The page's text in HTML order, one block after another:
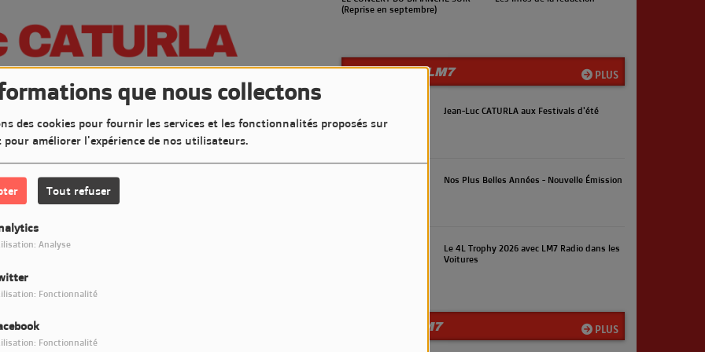
que nous collectons
des cookies pour fournir les services et les fonctionnalités proposés sur
pour améliorer l'expérience de nos utilisateurs.
Tout refuser
Analyse
Fonctionnalité
Fonctionnalité
très Jazzy sur LM7 Radio
(Reprise en septembre)
PLUS
LES INFOS LM7
Jean-Luc CATURLA aux Festivals d'été
Nos Plus Belles Années - Nouvelle Émission
Le 4L Trophy 2026 avec LM7 Radio dans les
Voitures
PLUS
LA TEAM LM7